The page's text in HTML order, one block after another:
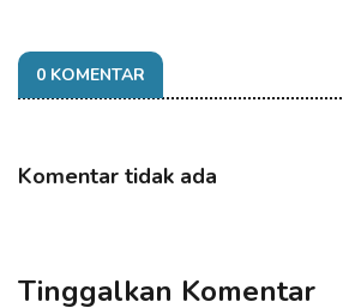
0 KOMENTAR
Komentar tidak ada
Tinggalkan Komentar